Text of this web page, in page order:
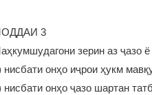
3
зерин аз ҷазо
нисбати онҳо иҷрои ҳукм
нисбати онҳо ҷазо шартан